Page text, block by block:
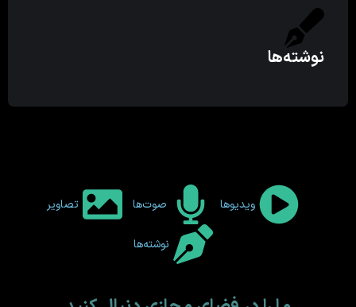
نوشته‌ها
ویدیوها صوت‌ها تصاویر
نوشته‌ها